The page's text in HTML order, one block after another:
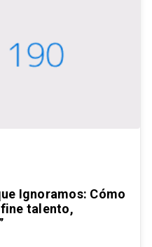
Ignoramos: Cómo
talento,